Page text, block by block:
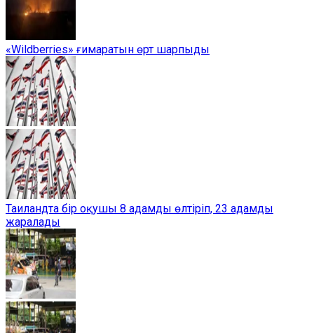
«Wildberries» ғимаратын өрт шарпыды
Таиландта бір оқушы 8 адамды өлтіріп, 23 адамды
жаралады